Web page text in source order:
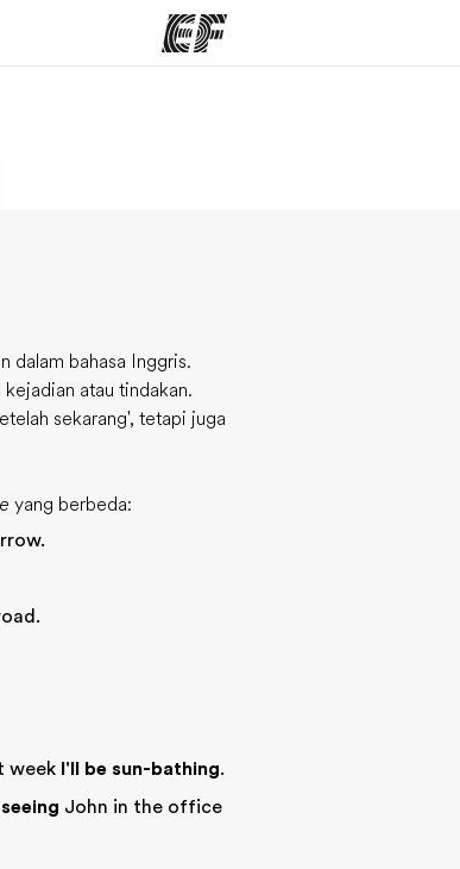
dalam bahasa Inggris.
atau tindakan.
sekarang', tetapi juga
yang berbeda:
week I'll be sun-bathing.
John in the office